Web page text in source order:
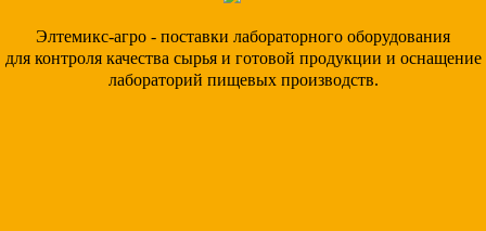
Элтемикс-агро - поставки лабораторного оборудования
для контроля качества сырья и готовой продукции и оснащение
лабораторий пищевых производств.